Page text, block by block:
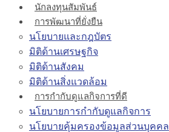
นักลงทุนสัมพันธ์
การพัฒนาที่ยั่งยืน
นโยบายและกฎบัตร
มิติด้านเศรษฐกิจ
มิติด้านสังคม
มิติด้านสิ่งแวดล้อม
การกำกับดูแลกิจการที่ดี
นโยบายการกำกับดูแลกิจการ
นโยบายคุ้มครองข้อมูลส่วนบุคคล